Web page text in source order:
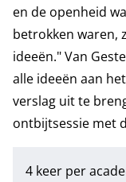
en de openheid
betrokken waren,
ideeën." Van
alle ideeën aan
verslag uit te
ontbijtsessie met
4 keer per